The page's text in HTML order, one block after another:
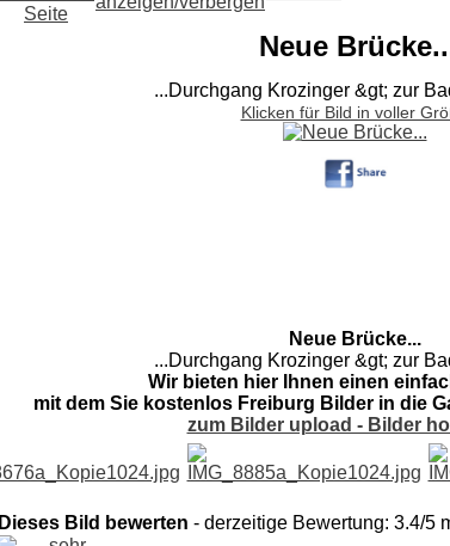
Neue
...Durchgang Krozinger &gt; zur
Klicken für Bild in voller
Neue Brücke...
...Durchgang Krozinger &gt; zur
Wir bieten hier Ihnen einen
mit dem Sie kostenlos Freiburg Bilder in die
zum Bilder upload - Bilder
Dieses Bild bewerten - derzeitige Bewertung: 3.4/5